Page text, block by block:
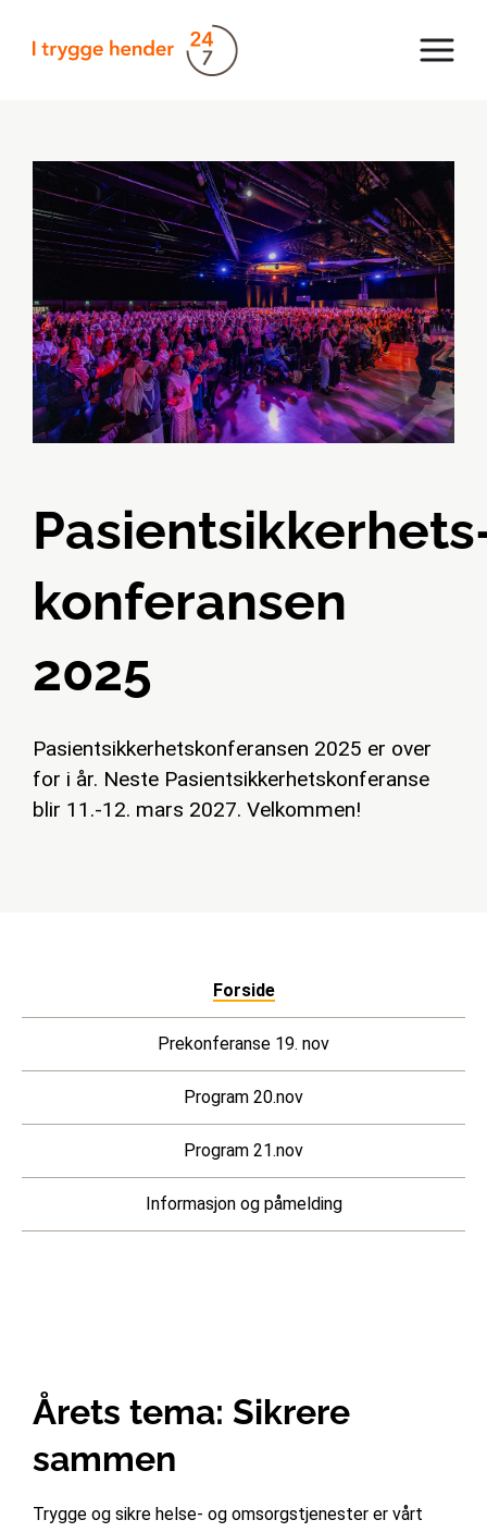
konferansen
2025
Pasientsikkerhetskonferansen 2025 er over
for i år. Neste Pasientsikkerhetskonferanse
blir 11.-12. mars 2027. Velkommen!
Forside
Prekonferanse 19. nov
Program 20.nov
Program 21.nov
Informasjon og påmelding
Årets tema: Sikrere
sammen
Trygge og sikre helse- og omsorgstjenester er vårt